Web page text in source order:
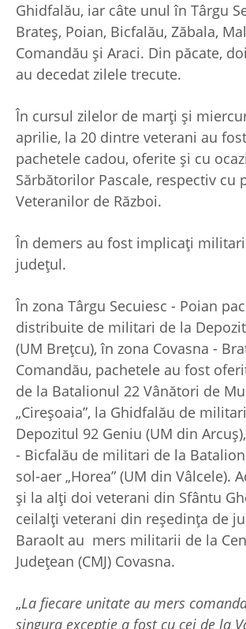
Ghidfalău, iar câte unul în Târgu
Brateș, Poian, Bicfalău, Zăbala,
Comandău și Araci. Din păcate,
au decedat zilele trecute.
În cursul zilelor de marți și
aprilie, la 20 dintre veterani au
pachetele cadou, oferite și cu
Sărbătorilor Pascale, respectiv cu
Veteranilor de Război.
În demers au fost implicați
județul.
În zona Târgu Secuiesc - Poian
distribuite de militari de la
(UM Brețcu), în zona Covasna -
Comandău, pachetele au fost
de la Batalionul 22 Vânători de
„Cireșoaia”, la Ghidfalău de
Depozitul 92 Geniu (UM din
- Bicfalău de militari de la
sol-aer „Horea” (UM din Vâlcele).
și la alți doi veterani din Sfântu
ceilalți veterani din reședința de
Baraolt au mers militarii de la
Județean (CMJ) Covasna.
„La fiecare unitate au mers
singura excepție a fost cu cei de la